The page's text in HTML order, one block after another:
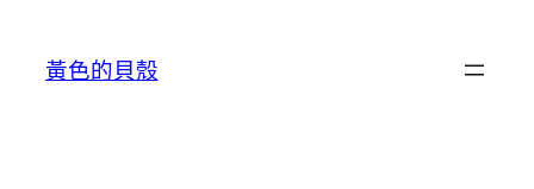
黃色的貝殼